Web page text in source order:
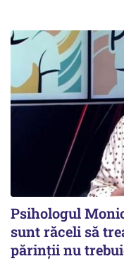
Psihologul
sunt răceli să
părinții nu